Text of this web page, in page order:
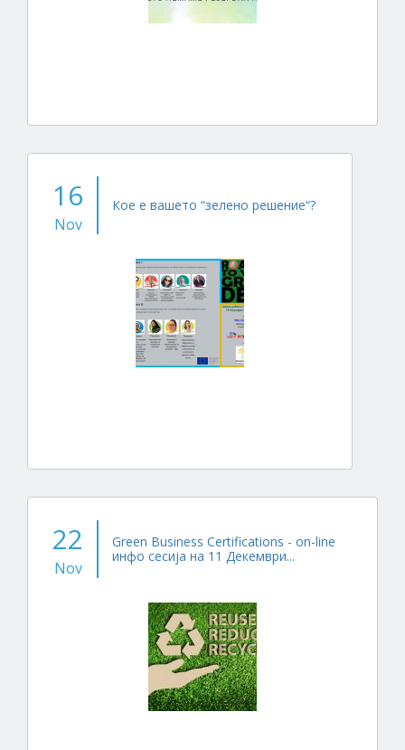
16
Nov
Кое е вашето “зелено решение“?
22
Nov
Green Business Certifications - on-line
инфо сесија на 11 Декември...